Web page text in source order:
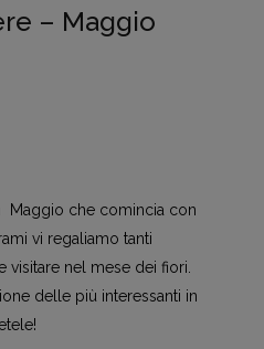
– Maggio
Maggio che comincia con
vi regaliamo tanti
visitare nel mese dei fiori.
delle più interessanti in